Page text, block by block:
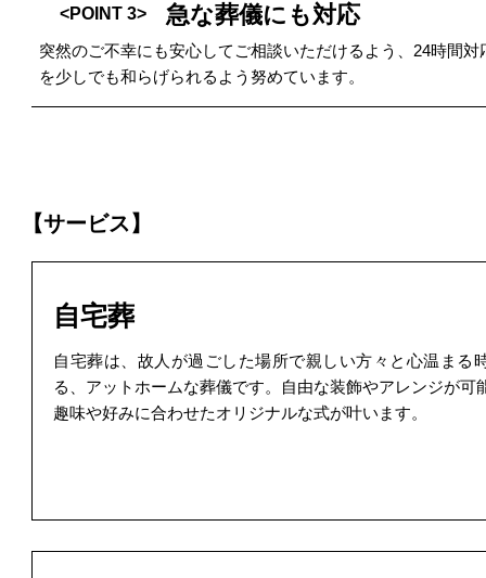
<POINT 3> 急な葬儀にも対応
突然のご不幸にも安心してご相談いただけるよう、24時間
を少しでも和らげられるよう努めています。
【サービス】
自宅葬
自宅葬は、故人が過ごした場所で親しい方々と心温まる
る、アットホームな葬儀です。自由な装飾やアレンジが可
趣味や好みに合わせたオリジナルな式が叶います。